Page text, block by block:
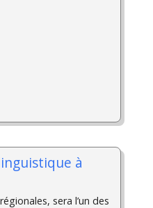
à
sera l’un des